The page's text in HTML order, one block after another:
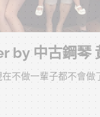
by 中古鋼琴
不做一輩子都不會做